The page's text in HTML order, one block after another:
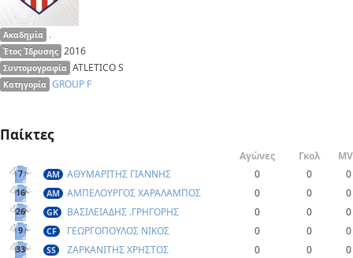
Ακαδημία .
Έτος Ίδρυσης 2016
Συντομογραφία ATLETICO S
Κατηγορία GROUP F
Παίκτες
Αγώνες Γκολ
7 AM ΑΘΥΜΑΡΙΤΗΣ ΓΙΑΝΝΗΣ 0 0 0
16 AM ΑΜΠΕΛΟΥΡΓΟΣ ΧΑΡΑΛΑΜΠΟΣ 0 0 0
26 GK ΒΑΣΙΛΕΙΑΔΗΣ .ΓΡΗΓΟΡΗΣ 0 0 0
9 CF ΓΕΩΡΓΟΠΟΥΛΟΣ ΝΙΚΟΣ 0 0 0
33 SS ΖΑΡΚΑΝΙΤΗΣ ΧΡΗΣΤΟΣ 0 0 0